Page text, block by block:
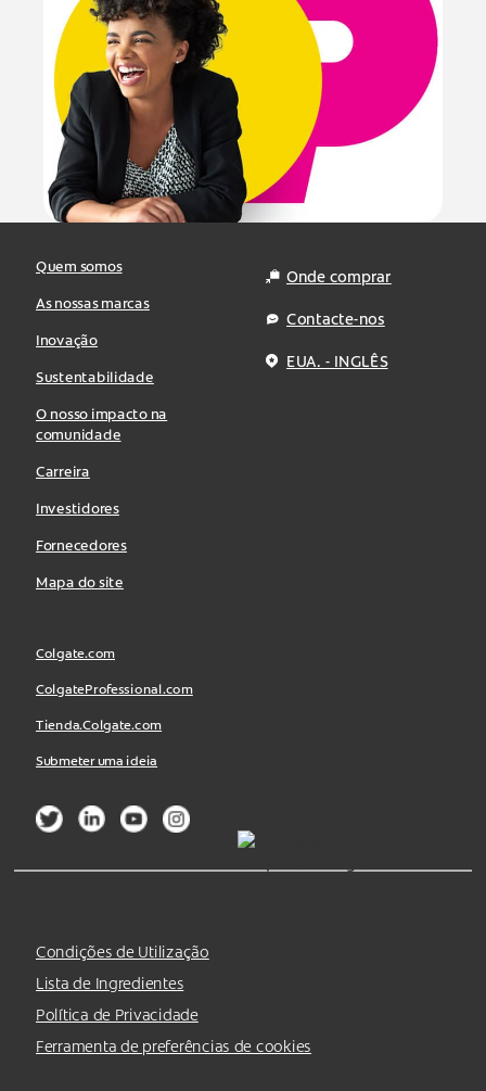
Quem somos
As nossas marcas
Inovação
Sustentabilidade
O nosso impacto na
comunidade
Carreira
Investidores
Fornecedores
Mapa do site
Onde comprar
Contacte-nos
EUA. - INGLÊS
Colgate.com
ColgateProfessional.com
Tienda.Colgate.com
Submeter uma ideia
Condições de Utilização
Lista de Ingredientes
Política de Privacidade
Ferramenta de preferências de cookies